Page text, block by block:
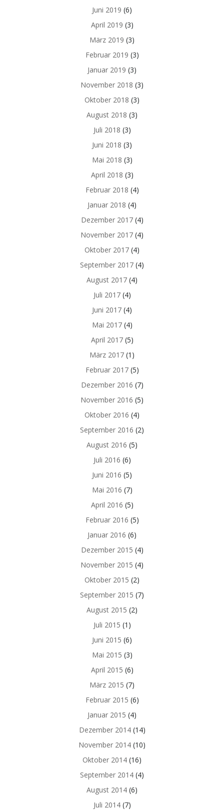
Juni 2019 (6)
April 2019 (3)
März 2019 (3)
Februar 2019 (3)
Januar 2019 (3)
November 2018 (3)
Oktober 2018 (3)
August 2018 (3)
Juli 2018 (3)
Juni 2018 (3)
Mai 2018 (3)
April 2018 (3)
Februar 2018 (4)
Januar 2018 (4)
Dezember 2017(4)
November 2017 (4)
Oktober 2017 (4)
September 2017 (4)
August 2017 (4)
Juli 2017(4)
Juni 2017 (4)
Mai 2017(4)
April 2017(5)
März 2017 (1)
Februar 2017(5)
Dezember 2016 (7)
November 2016 (5)
Oktober 2016 (4)
September 2016 (2)
August 2016 (5)
Juli 2016 (6)
Juni 2016 (5)
Mai 2016 (7)
April 2016 (5)
Februar 2016 (5)
Januar 2016 (6)
Dezember 2015 (4)
November 2015 (4)
Oktober 2015 (2)
September 2015 (7)
August 2015 (2)
Juli 2015 (1)
Juni 2015 (6)
Mai 2015 (3)
April 2015 (6)
März 2015 (7)
Februar 2015 (6)
Januar 2015 (4)
Dezember 2014(14)
November 2014 (10)
Oktober 2014 (16)
September 2014 (4)
August 2014 (6)
Juli 2014(7)